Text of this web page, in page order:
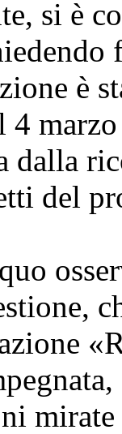
si è
è
dalla
del